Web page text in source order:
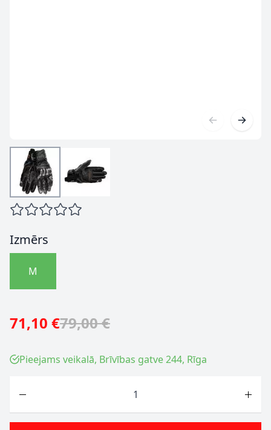
Izmērs
M
71,10 €79,00 €
Pieejams veikalā, Brīvības gatve 244, Rīga